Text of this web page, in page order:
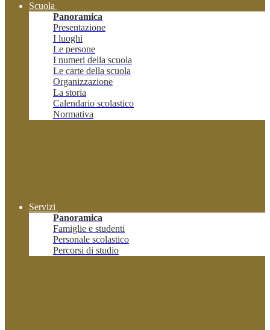
Scuola
Panoramica
Presentazione
I luoghi
Le persone
I numeri della scuola
Le carte della scuola
Organizzazione
La storia
Calendario scolastico
Normativa
Servizi
Panoramica
Famiglie e studenti
Personale scolastico
Percorsi di studio